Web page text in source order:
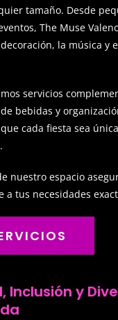
tamaño. Desde
The Muse
la música y
servicios
bebidas y
cada fiesta sea
nuestro espacio
a tus necesidades
Inclusión y